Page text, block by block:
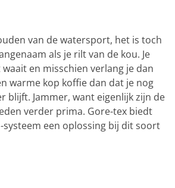
van de watersport, het is toch
als je rilt van de kou. Je
en misschien verlang je dan
warme kop koffie dan dat je nog
blijft. Jammer, want eigenlijk zijn de
verder prima. Gore-tex biedt
een oplossing bij dit soort